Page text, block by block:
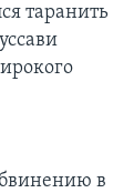
таранить
в